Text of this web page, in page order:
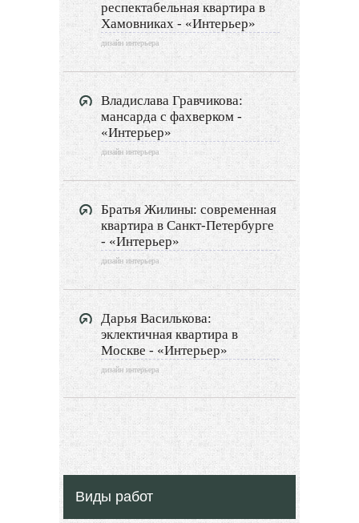
респектабельная квартира в
Хамовниках - «Интерьер»
дизайн интерьера
Владислава Гравчикова:
мансарда с фахверком -
«Интерьер»
дизайн интерьера
Братья Жилины: современная
квартира в Санкт-Петербурге
- «Интерьер»
дизайн интерьера
Дарья Василькова:
эклектичная квартира в
Москве - «Интерьер»
дизайн интерьера
Виды работ